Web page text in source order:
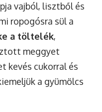
vajból, lisztből és
ropogósra sül a
a töltelék,
meggyet
kevés cukorral és
a gyümölcs